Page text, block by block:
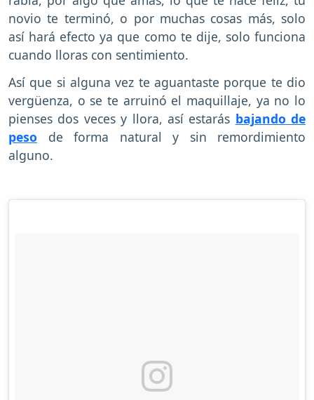
novio te terminó, o por muchas cosas más, solo
así hará efecto ya que como te dije, solo funciona
cuando lloras con sentimiento.
Así que si alguna vez te aguantaste porque te dio
vergüenza, o se te arruinó el maquillaje, ya no lo
pienses dos veces y llora, así estarás bajando de
peso de forma natural y sin remordimiento
alguno.